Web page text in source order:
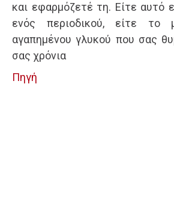
και εφαρμόζετέ τη. Είτε αυτό
ενός περιοδικού, είτε το
αγαπημένου γλυκού που σας
σας χρόνια
Πηγή